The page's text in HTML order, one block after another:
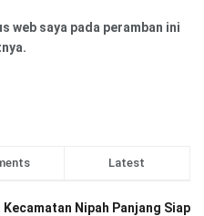
web saya pada peramban ini
Latest
Nipah Panjang Siap